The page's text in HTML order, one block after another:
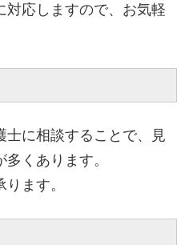
応しますので、お気軽
士に相談することで、見
くあります。
ます。